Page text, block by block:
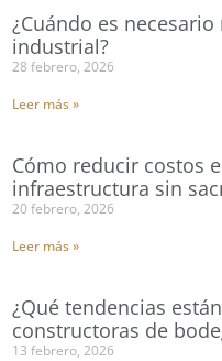
¿Cuándo es
industrial?
28 febrero, 2026
Leer más »
Cómo reducir costos
infraestructura sin
20 febrero, 2026
Leer más »
¿Qué tendencias
constructoras de
13 febrero, 2026